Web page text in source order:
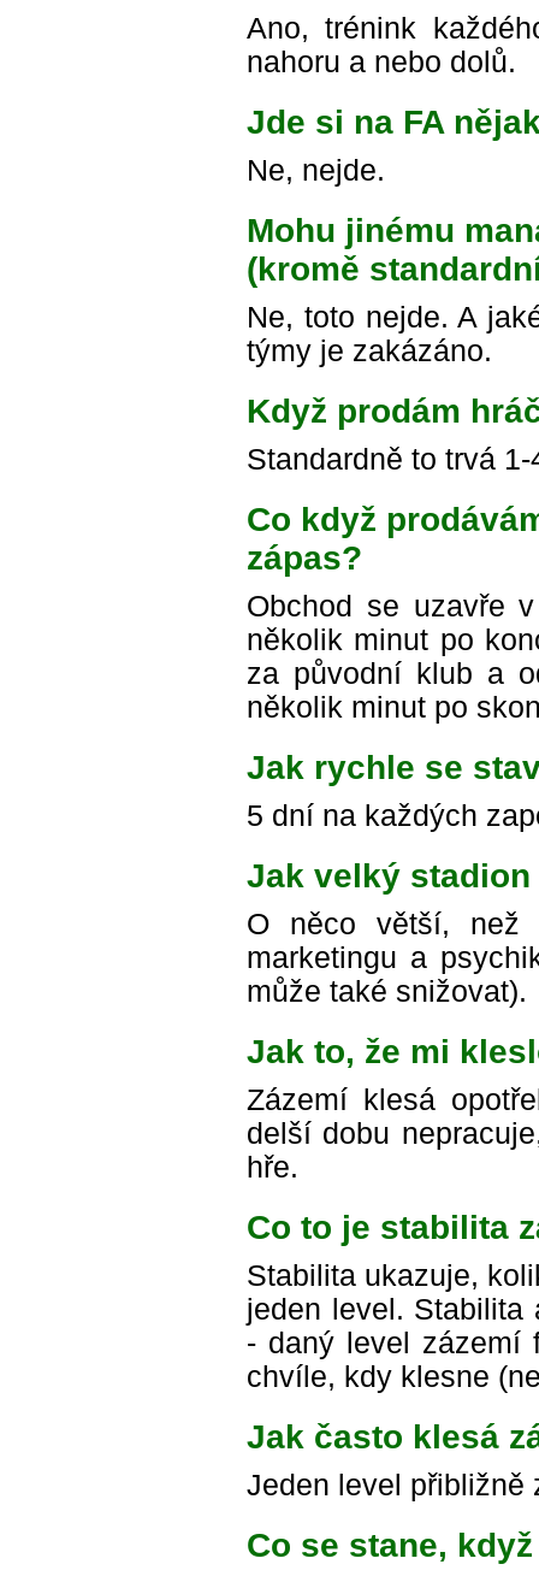
Ano, trénink
nahoru a nebo dolů.
Jde si na FA
Ne, nejde.
Mohu jinému
(kromě
Ne, toto nejde. A
týmy je zakázáno.
Když prodám
Standardně to trvá
Co když
zápas?
Obchod se uzavře
několik minut po
za původní klub a
několik minut po
Jak rychle se
5 dní na každých
Jak velký
O něco větší, než
marketingu a
může také snižovat).
Jak to, že mi
Zázemí klesá
delší dobu
hře.
Co to je stabilita
Stabilita ukazuje,
jeden level. Stabilita
- daný level zázemí
chvíle, kdy klesne
Jak často klesá
Jeden level přibližně
Co se stane,